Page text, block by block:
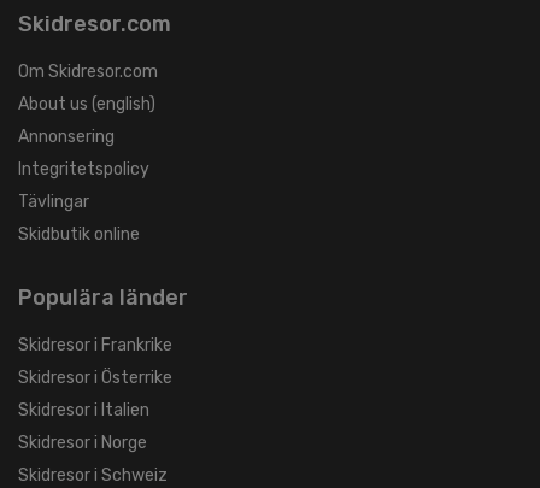
Skidresor.com
Om Skidresor.com
About us (english)
Annonsering
Integritetspolicy
Tävlingar
Skidbutik online
Populära länder
Skidresor i Frankrike
Skidresor i Österrike
Skidresor i Italien
Skidresor i Norge
Skidresor i Schweiz